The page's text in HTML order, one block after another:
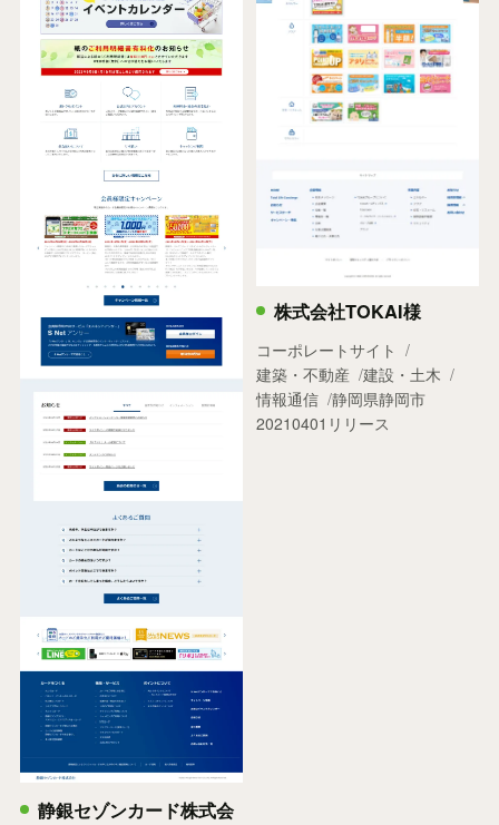
静銀セゾンカード株式会
株式会社TOKAI様
コーポレートサイト
建築・不動産 建設・土木
情報通信 静岡県静岡市
20210401リリース